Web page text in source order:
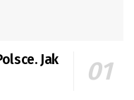
Jak